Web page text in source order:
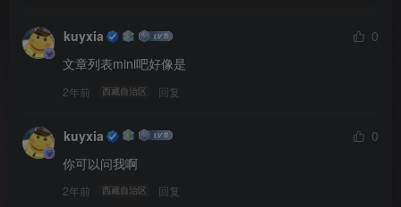
kuyxia
0
文章列表mini吧好像是
2年前 西藏自治区 回复
kuyxia
0
你可以问我啊
2年前 西藏自治区 回复